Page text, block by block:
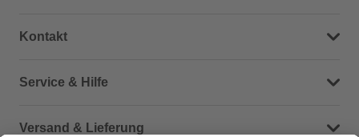
Kontakt
Dein Kontakt zu uns
Service & Hilfe
Häufige Fragen (FAQ)
Versand & Lieferung